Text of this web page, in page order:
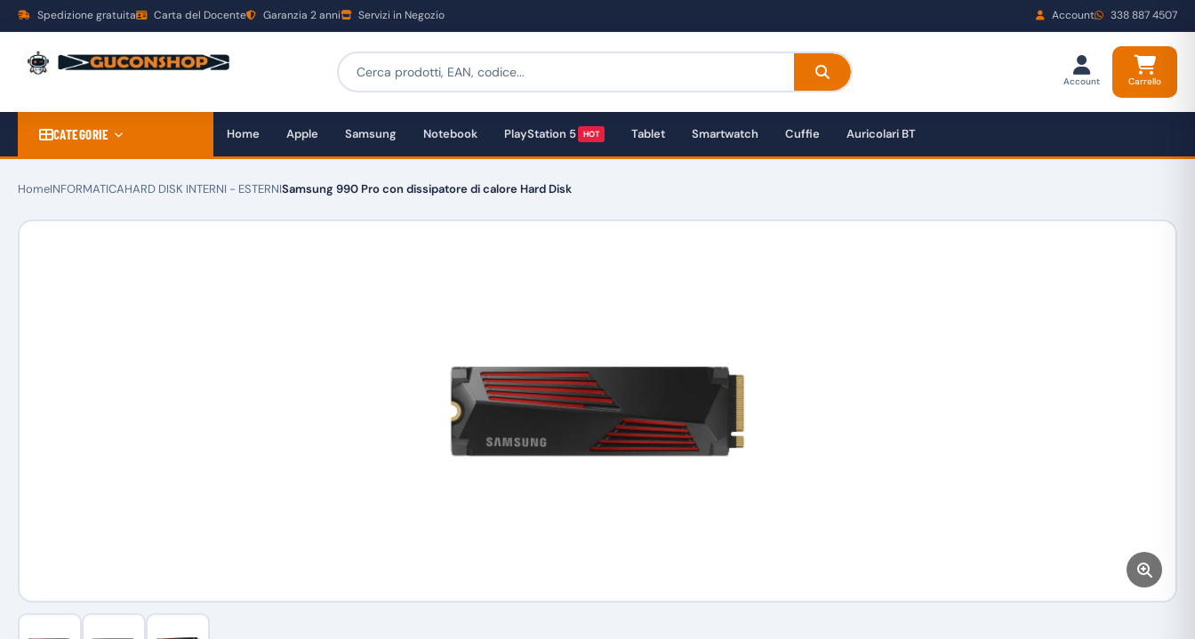
Spedizione gratuita Carta del Docente Garanzia 2 anni Servizi in Negozio Account 338 887 4507
Account Carrello
CATEGORIE Home Apple Samsung Notebook PlayStation 5 HOT Tablet Smartwatch Cuffie Auricolari BT
HomeINFORMATICAHARD DISK INTERNI - ESTERNISamsung 990 Pro con dissipatore di calore Hard Disk